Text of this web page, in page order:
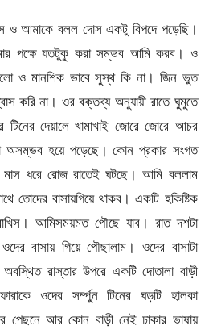
ও আমাকে বলল দোস একটু বিপদে পড়েছি।
পক্ষে যতটুকু করা সম্ভব আমি করব। ও
ও মানশিক ভাবে সুস্থ কি না। জিন ভুত
করি না। ওর বক্তব্য অনুযায়ী রাতে ঘুমুতে
টিনের দেয়ালে খামাখাই জোরে জোরে আচর
অসম্ভব হয়ে পড়েছে। কোন প্রকার সংগত
ধরে রোজ রাতেই ঘটছে। আমি বললাম
তোদের বাসায়গিয়ে থাকব। একটি হকিষ্টিক
আমিসময়মত পৌছে যাব। রাত দশটা
বাসায় গিয়ে পৌছালাম। ওদের বাসাটা
রাস্তার উপরে একটি দোতালা বাড়ী
ওদের সর্ম্পুন টিনের ঘড়টি হালকা
পেছনে আর কোন বাড়ী নেই ঢাকার ভাষায়